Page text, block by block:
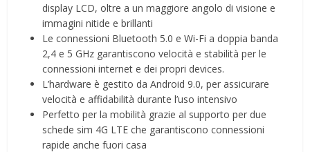
display LCD, oltre a un maggiore angolo di visione e
immagini nitide e brillanti
Le connessioni Bluetooth 5.0 e Wi-Fi a doppia banda
2,4 e 5 GHz garantiscono velocità e stabilità per le
connessioni internet e dei propri devices.
L’hardware è gestito da Android 9.0, per assicurare
velocità e affidabilità durante l’uso intensivo
Perfetto per la mobilità grazie al supporto per due
schede sim 4G LTE che garantiscono connessioni
rapide anche fuori casa